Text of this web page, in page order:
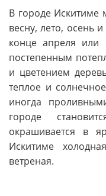
В городе Искитиме
весну, лето, осень
конце апреля или
постепенным
и цветением
теплое и
иногда
городе
окрашивается в
Искитиме
ветреная.